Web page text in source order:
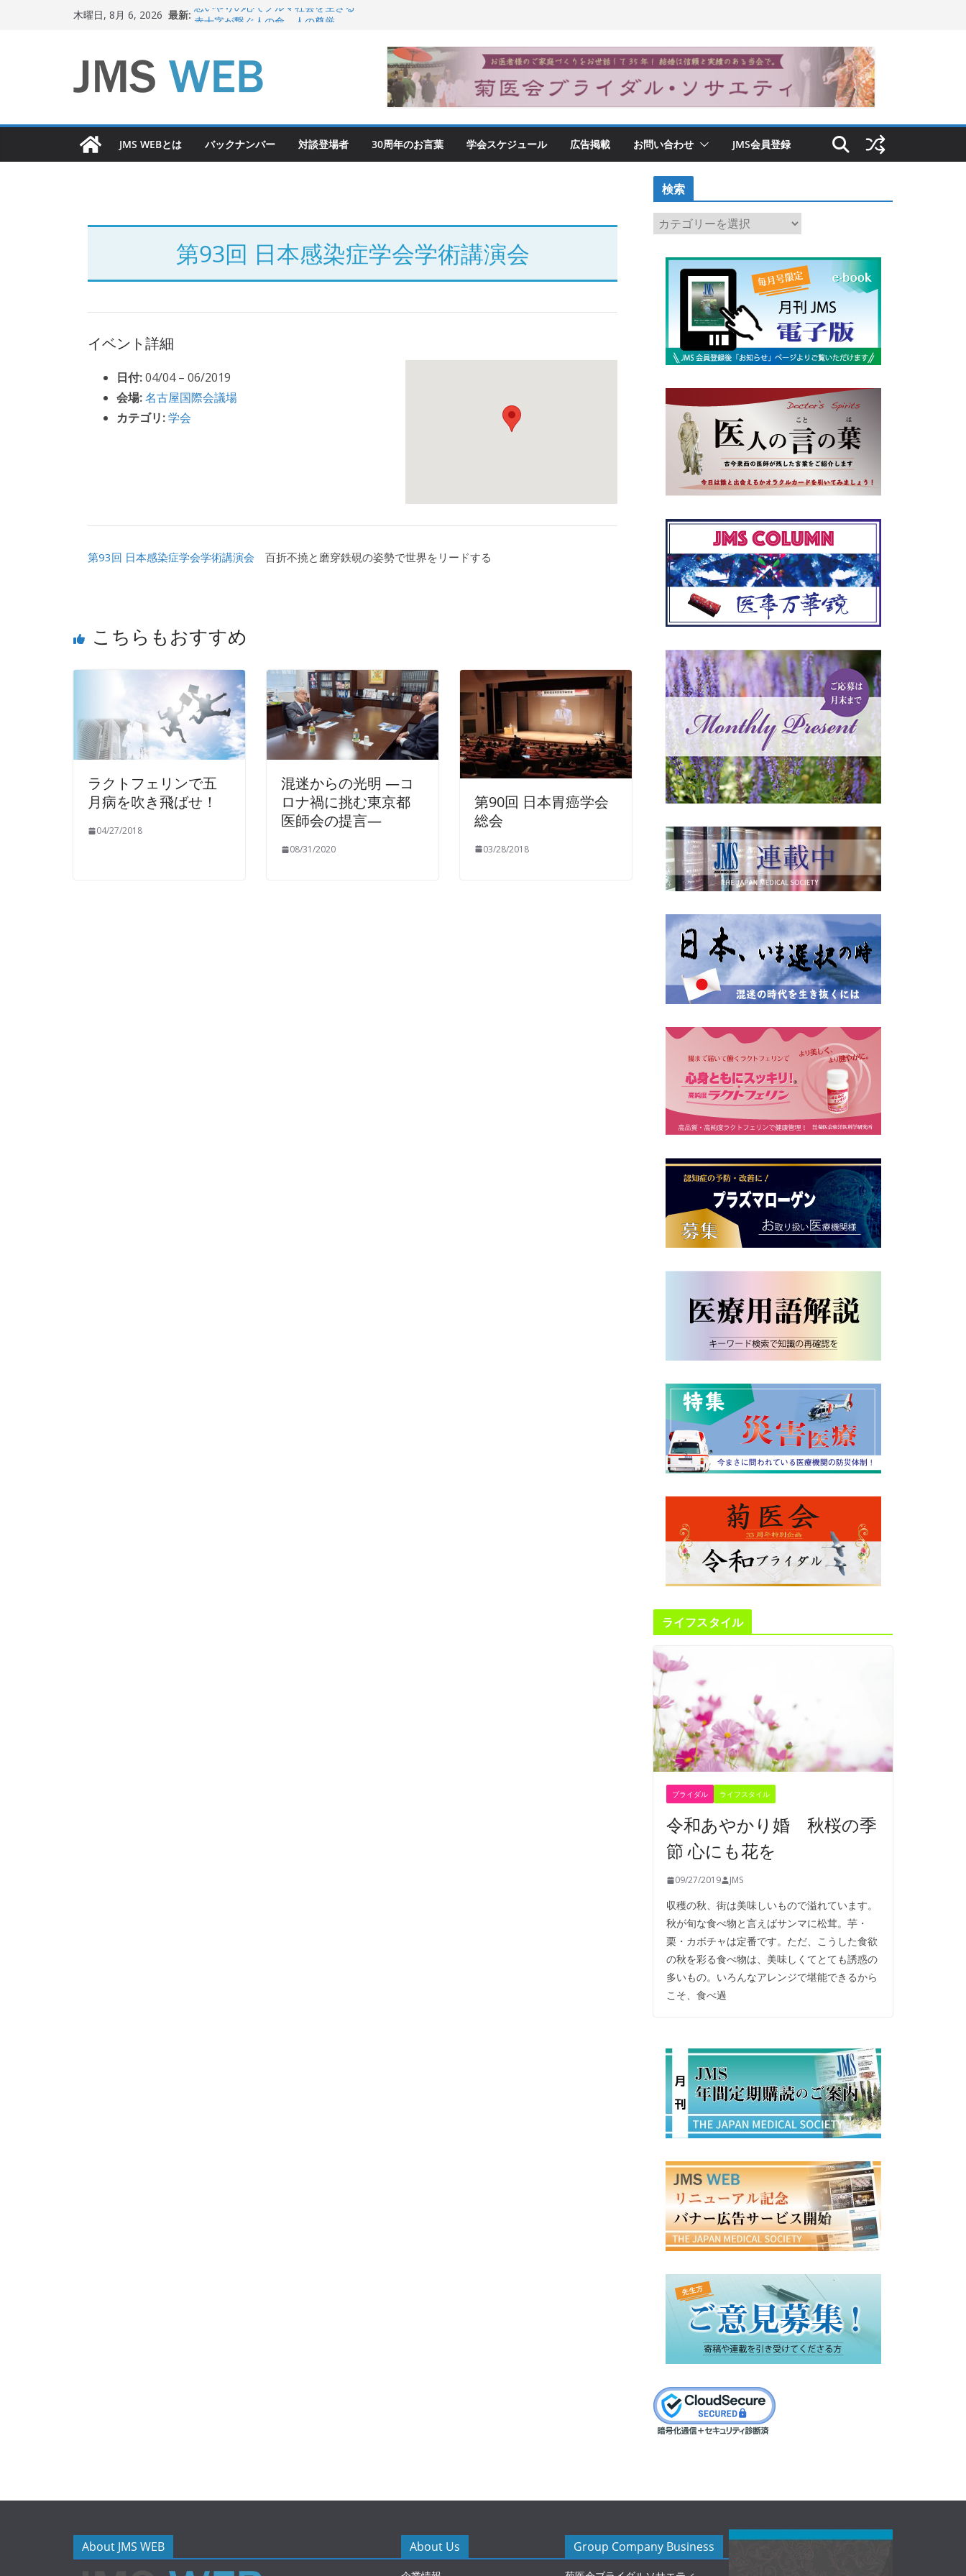
ス
木曜日, 8月 6, 2026 最新: 思いやりの心でクルマ社会を生きる
関東大震災から100 年
新生ニッポン！
JMS WEBとは バックナンバー 対談登場者 30周年のお言葉 学会スケジュール 広告掲載 お問い合わせ JMS会員登録
第93回 日本感染症学会学術講演会
イベント詳細
日付:04/04– 06/2019
会場:名古屋国際会議場
カテゴリ:学会
第93回 日本感染症学会学術講演会 百折不撓と磨穿鉄硯の姿勢で世界をリードする
こちらもおすすめ
ラクトフェリンで五
月病を吹き飛ばせ！
04/27/2018
混迷からの光明 —コ
ロナ禍に挑む東京都
医師会の提言—
08/31/2020
第90回 日本胃癌学会
総会
03/28/2018
検索
検
索
ライフスタイル
ブライダル ライフスタイル
令和あやかり婚 秋桜の季
節 心にも花を
09/27/2019 JMS
収穫の秋、街は美味しいもので溢れています。
秋が旬な食べ物と言えばサンマに松茸。芋・
栗・カボチャは定番です。ただ、こうした食欲
の秋を彩る食べ物は、美味しくてとても誘惑の
多いもの。いろんなアレンジで堪能できるから
こそ、食べ過
About JMS WEB About Us Group Company Business